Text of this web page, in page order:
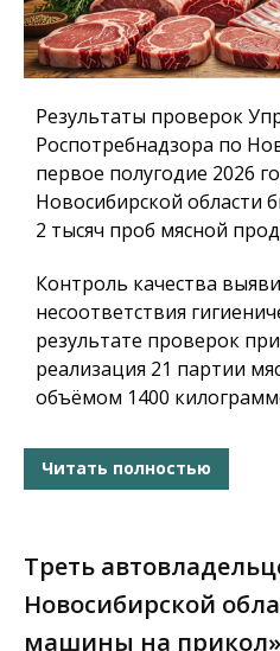
Результаты проверок
Роспотребнадзора по
первое полугодие 2026
Новосибирской области
2 тысяч проб мясной
Контроль качества
несоответствия
результате проверок
реализация 21 партии
объёмом 1400
Читать полностью
Треть
Новосибирской
машины на прикол»